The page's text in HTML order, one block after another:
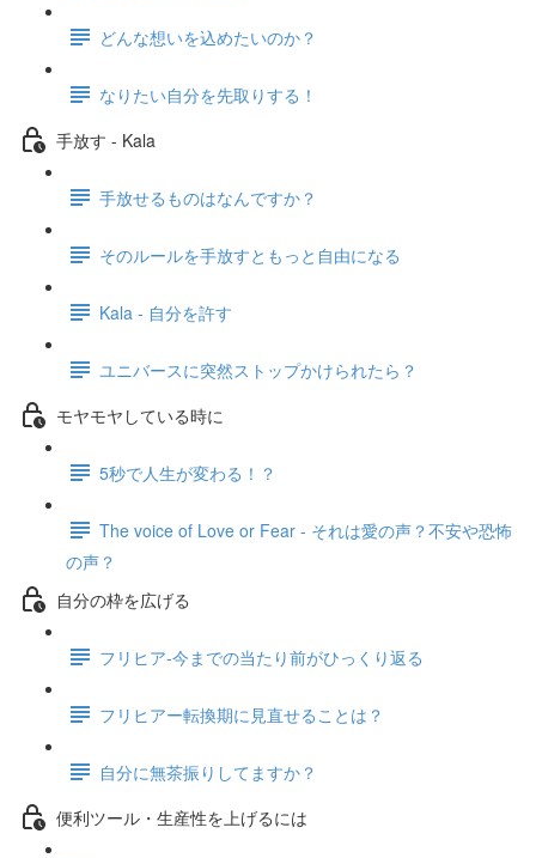
どんな想いを込めたいのか？
なりたい自分を先取りする！
手放す - Kala
手放せるものはなんですか？
そのルールを手放すともっと自由になる
Kala - 自分を許す
ユニバースに突然ストップかけられたら？
モヤモヤしている時に
5秒で人生が変わる！？
The voice of Love or Fear - それは愛の声？不安や恐怖
の声？
自分の枠を広げる
フリヒア-今までの当たり前がひっくり返る
フリヒアー転換期に見直せることは？
自分に無茶振りしてますか？
便利ツール・生産性を上げるには